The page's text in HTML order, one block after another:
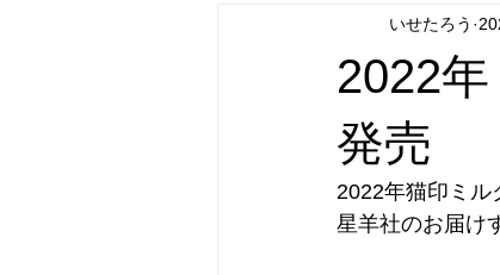
イベン
横濱市民酒場グルリと
新刊のお知らせ フォロ
2022
発売
いせたろう
2022年猫印ミル
星羊社のお届け